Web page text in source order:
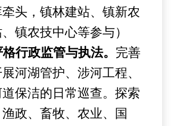
头， 镇林建站、镇新农
镇农技中心等参与）
格行政监管与执法。 完善
河湖管护、涉河工程、
保洁的 日常巡查。探索
渔政、畜牧、 农业、国